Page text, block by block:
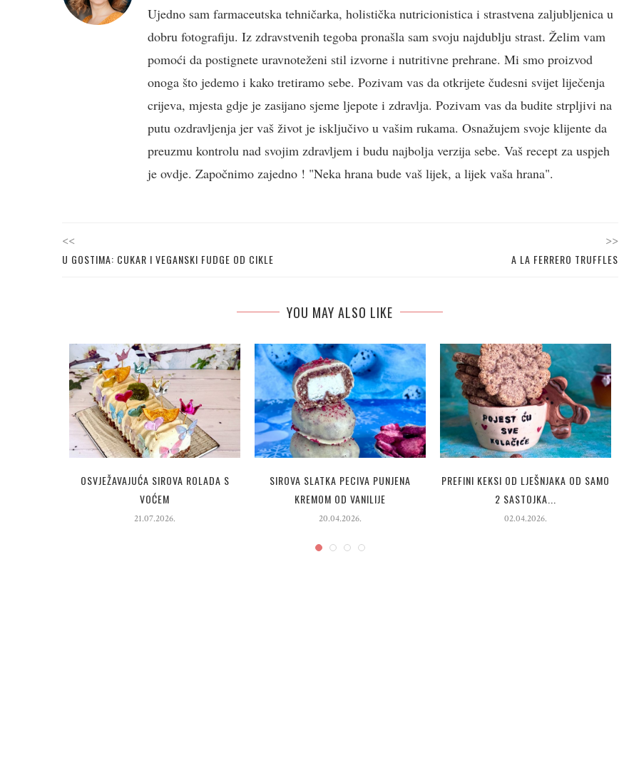
Ujedno sam farmaceutska tehničarka, holistička nutricionistica i strastvena zaljubljenica u
dobru fotografiju. Iz zdravstvenih tegoba pronašla sam svoju najdublju strast. Želim vam
pomoći da postignete uravnoteženi stil izvorne i nutritivne prehrane. Mi smo proizvod
onoga što jedemo i kako tretiramo sebe. Pozivam vas da otkrijete čudesni svijet liječenja
crijeva, mjesta gdje je zasijano sjeme ljepote i zdravlja. Pozivam vas da budite strpljivi na
putu ozdravljenja jer vaš život je isključivo u vašim rukama. Osnažujem svoje klijente da
preuzmu kontrolu nad svojim zdravljem i budu najbolja verzija sebe. Vaš recept za uspjeh
je ovdje. Započnimo zajedno ! "Neka hrana bude vaš lijek, a lijek vaša hrana".
<<
U GOSTIMA: CUKAR I VEGANSKI FUDGE OD CIKLE
>>
A LA FERRERO TRUFFLES
YOU MAY ALSO LIKE
OSVJEŽAVAJUĆA SIROVA ROLADA S
VOĆEM
21.07.2026.
SIROVA SLATKA PECIVA PUNJENA
KREMOM OD VANILIJE
20.04.2026.
PREFINI KEKSI OD LJEŠNJAKA OD SAMO
2 SASTOJKA...
02.04.2026.